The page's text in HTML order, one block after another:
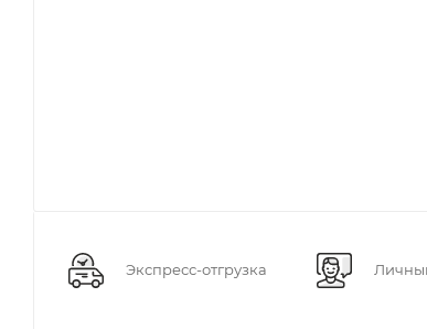
Экспресс-отгрузка